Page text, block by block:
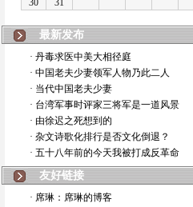
最新发布
· 丹毒求医中美大相径庭
· 中国老夫少妻领军人物乃此二人
· 当代中国老夫少妻
· 台湾军事时评家三将军是一道风景
· 由徐迟之死想到的
· 杂文诗歌化排行是否文化倒退？
· 五十八年前的今天我被打成反革命
友好链接
· 席琳：席琳的博客